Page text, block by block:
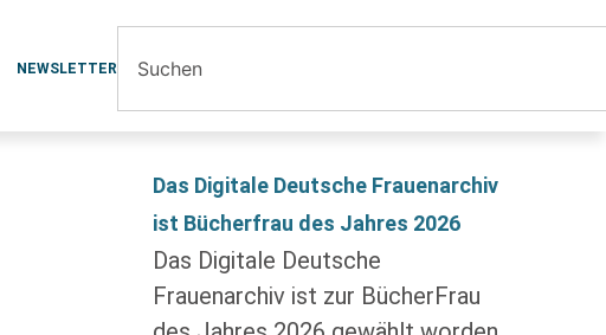
NEWSLETTER
Das Digitale Deutsche Frauenarchiv
ist Bücherfrau des Jahres 2026
Das Digitale Deutsche
Frauenarchiv ist zur BücherFrau